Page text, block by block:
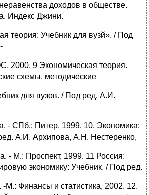
доходов в обществе.
Ин­декс Джини.
теория: Учебник для вузй». / Под
2000. 9 Экономическая теория.
схемы, методические
для вузов. / Под ред. А.И.
- СПб.: Питер, 1999. 10. Экономика:
А.И. Архипова, А.Н. Нестеренко,
- М.: Проспект, 1999. 11 Россия:
экономику: Учебник. / Под ред.
М.: Финансы и статистика, 2002. 12.